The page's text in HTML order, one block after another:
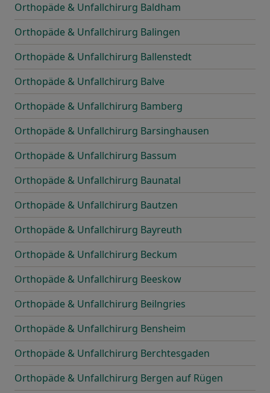
Orthopäde & Unfallchirurg Baldham
Orthopäde & Unfallchirurg Balingen
Orthopäde & Unfallchirurg Ballenstedt
Orthopäde & Unfallchirurg Balve
Orthopäde & Unfallchirurg Bamberg
Orthopäde & Unfallchirurg Barsinghausen
Orthopäde & Unfallchirurg Bassum
Orthopäde & Unfallchirurg Baunatal
Orthopäde & Unfallchirurg Bautzen
Orthopäde & Unfallchirurg Bayreuth
Orthopäde & Unfallchirurg Beckum
Orthopäde & Unfallchirurg Beeskow
Orthopäde & Unfallchirurg Beilngries
Orthopäde & Unfallchirurg Bensheim
Orthopäde & Unfallchirurg Berchtesgaden
Orthopäde & Unfallchirurg Bergen auf Rügen